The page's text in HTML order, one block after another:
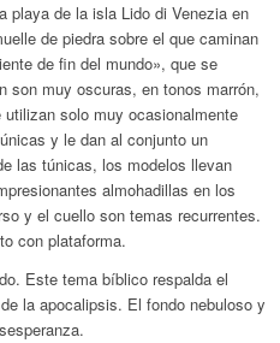
playa de la isla Lido di Venezia en
de piedra sobre el que caminan
de fin del mundo», que se
son muy oscuras, en tonos marrón,
solo muy ocasionalmente
y le dan al conjunto un
las túnicas, los modelos llevan
almohadillas en los
y el cuello son temas recurrentes.
con plataforma.
Este tema bíblico respalda el
la apocalipsis. El fondo nebuloso y